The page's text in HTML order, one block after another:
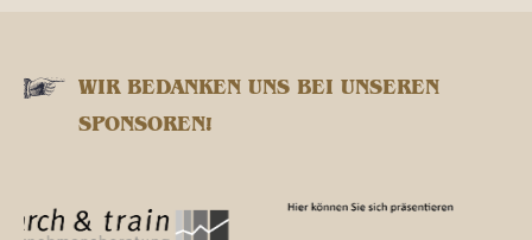
WIR BEDANKEN UNS BEI UNSEREN
SPONSOREN!